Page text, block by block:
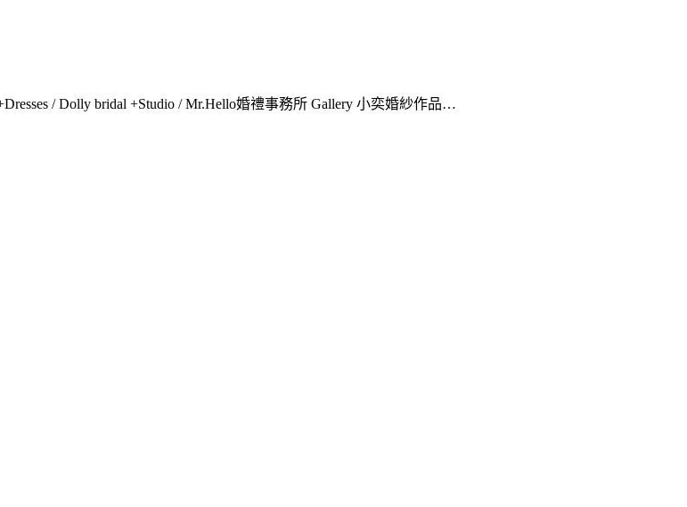
/ Dolly bridal +Studio / Mr.Hello婚禮事務所 Gallery 小奕婚紗作品…